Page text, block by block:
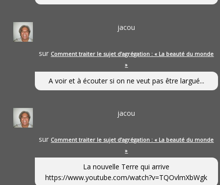
jacou
sur Comment traiter le sujet d’agrégation : « La beauté du monde
»
A voir et à écouter si on ne veut pas être largué...
jacou
sur Comment traiter le sujet d’agrégation : « La beauté du monde
»
La nouvelle Terre qui arrive
https://www.youtube.com/watch?v=TQOvlmXbWgk